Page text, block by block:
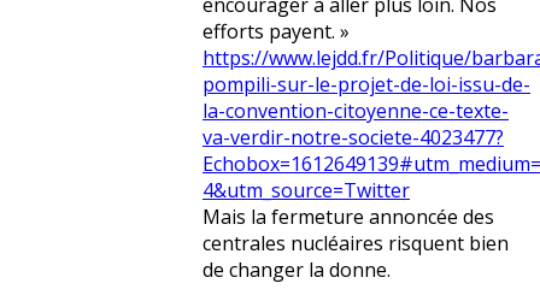
efforts payent. »
https://www.lejdd.fr/Politique/
pompili-sur-le-projet-de-loi-issu-de-
la-convention-citoyenne-ce-texte-
va-verdir-notre-societe-4023477?
4&utm_source=Twitter
Mais la fermeture annoncée des
centrales nucléaires risquent bien
de changer la donne.